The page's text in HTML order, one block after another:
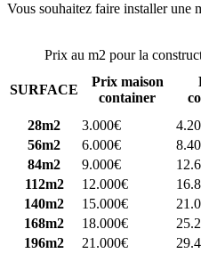
Vous souhaitez faire installer une
Prix au m2 pour la
SURFACE
Prix maison
container
28m2
3.000€
56m2
6.000€
84m2
9.000€
112m2
12.000€
140m2
15.000€
168m2
18.000€
196m2
21.000€